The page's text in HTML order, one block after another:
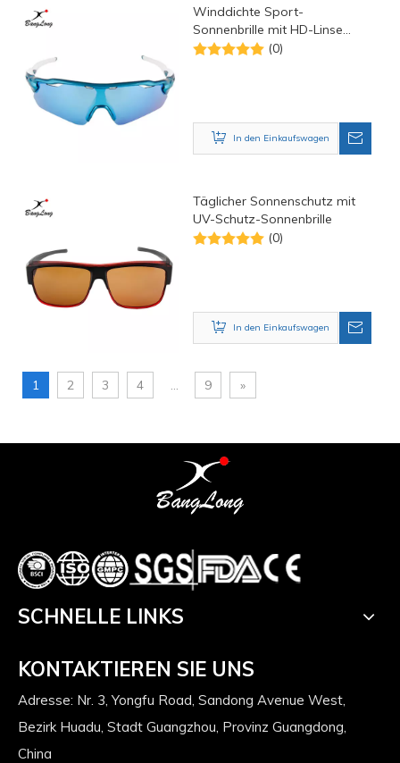
Winddichte Sport-
Sonnenbrille mit HD-Linse
und halbem Rahmen
(0)
In den Einkaufswagen
Täglicher Sonnenschutz mit
UV-Schutz-Sonnenbrille
(0)
In den Einkaufswagen
1 2 3 4 ... 9 »
SCHNELLE LINKS
KONTAKTIEREN SIE UNS
Adresse: Nr. 3, Yongfu Road, Sandong Avenue West,
Bezirk Huadu, Stadt Guangzhou, Provinz Guangdong,
China